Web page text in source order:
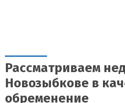
Рассматриваем
Новозыбкове в
обременение